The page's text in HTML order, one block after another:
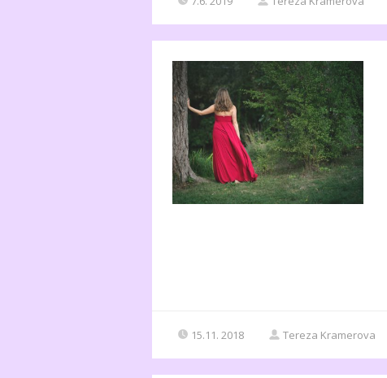
15.11. 2018 Tereza Kramerova